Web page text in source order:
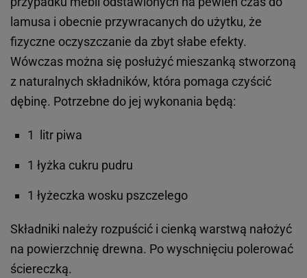
lamusa i obecnie przywracanych do użytku, że
fizyczne oczyszczanie da zbyt słabe efekty.
Wówczas można się posłużyć mieszanką stworzoną
z naturalnych składników, która pomaga czyścić
dębinę. Potrzebne do jej wykonania będą:
1 litr piwa
1 łyżka cukru pudru
1 łyżeczka wosku pszczelego
Składniki należy rozpuścić i cienką warstwą nałożyć
na powierzchnię drewna. Po wyschnięciu polerować
ściereczką.